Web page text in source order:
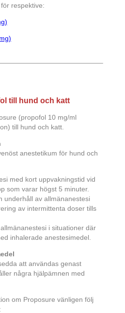
respektive:
till hund och katt
(propofol 10 mg/ml
till hund och katt.
anestetikum för hund och
med kort uppvakningstid vid
som varar högst 5 minuter.
underhåll av allmänanestesi
av intermittenta doser tills
i situationer där
inhalerade anestesimedel.
att användas genast
några hjälpämnen med
om Proposure vänligen följ